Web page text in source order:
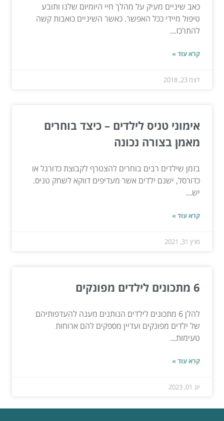
כאב שיניים מעיק על מהלך חיי היומיום שלנו ותובע
טיפול מיידי ככל האפשר. כאשר השיניים כואבות קשה
להתרכז...
קרא עוד »
דצמ 23, 2018
אימוני טניס לילדים – כיצד בוחרים
מאמן בצורה נכונה
בזמן שילדים רבים בוחרים להצטרף לקבוצת כדורגל או
כדורסל, ישנם ילדים אשר מעדיפים דווקא לשחק טניס.
יש...
קרא עוד »
מרץ 31, 2021
6 מתכונים לילדים מפונקים
להלן 6 מתכונים לילדים הנותנים מענה להעדפותיהם
של ילדים מפונקים ועדיין מספקים להם ארוחות
טעימות...
קרא עוד »
יונ 01, 2023